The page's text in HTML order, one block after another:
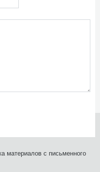
материалов с письменного